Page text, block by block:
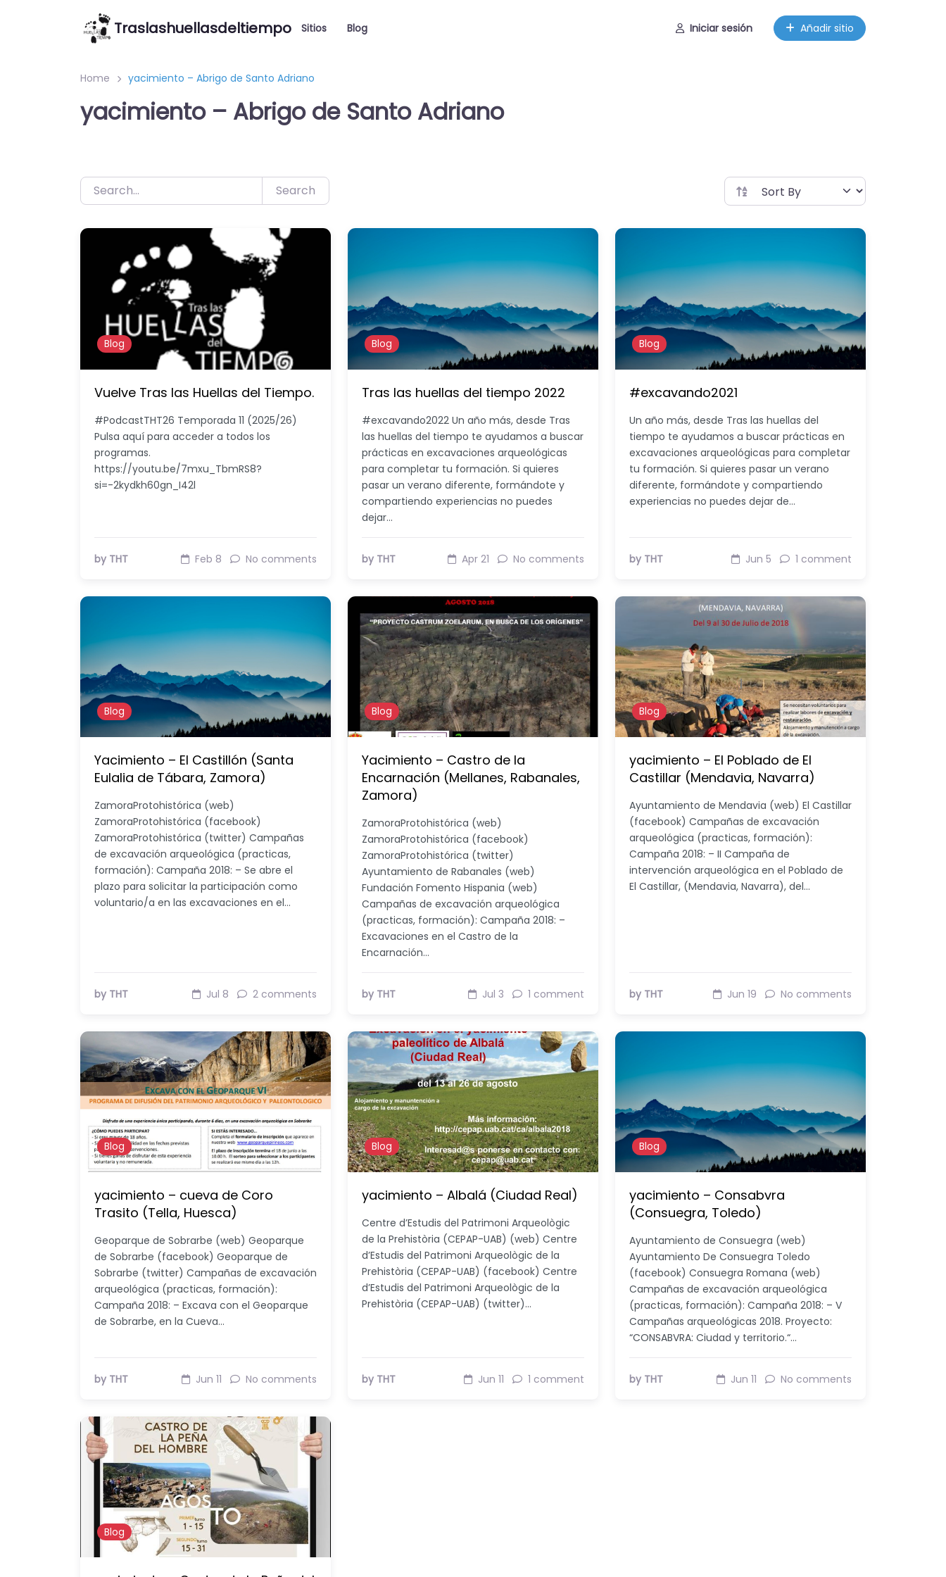
Traslashuellasdeltiempo Sitios Blog Iniciar sesión Añadir sitio
Home yacimiento – Abrigo de Santo Adriano
yacimiento – Abrigo de Santo Adriano
Search
Blog
Vuelve Tras las Huellas del Tiempo.
#PodcastTHT26 Temporada 11 (2025/26)
Pulsa aquí para acceder a todos los
programas.
https://youtu.be/7mxu_TbmRS8?
si=-2kydkh60gn_I42l
by THT Feb 8 No comments
Blog
Tras las huellas del tiempo 2022
#excavando2022 Un año más, desde Tras
las huellas del tiempo te ayudamos a buscar
prácticas en excavaciones arqueológicas
para completar tu formación. Si quieres
pasar un verano diferente, formándote y
compartiendo experiencias no puedes
dejar…
by THT Apr 21 No comments
Blog
#excavando2021
Un año más, desde Tras las huellas del
tiempo te ayudamos a buscar prácticas en
excavaciones arqueológicas para completar
tu formación. Si quieres pasar un verano
diferente, formándote y compartiendo
experiencias no puedes dejar de…
by THT Jun 5 1 comment
Blog
Yacimiento – El Castillón (Santa
Eulalia de Tábara, Zamora)
ZamoraProtohistórica (web)
ZamoraProtohistórica (facebook)
ZamoraProtohistórica (twitter) Campañas
de excavación arqueológica (practicas,
formación): Campaña 2018: – Se abre el
plazo para solicitar la participación como
voluntario/a en las excavaciones en el…
by THT Jul 8 2 comments
Blog
Yacimiento – Castro de la
Encarnación (Mellanes, Rabanales,
Zamora)
ZamoraProtohistórica (web)
ZamoraProtohistórica (facebook)
ZamoraProtohistórica (twitter)
Ayuntamiento de Rabanales (web)
Fundación Fomento Hispania (web)
Campañas de excavación arqueológica
(practicas, formación): Campaña 2018: –
Excavaciones en el Castro de la
Encarnación…
by THT Jul 3 1 comment
Blog
yacimiento – El Poblado de El
Castillar (Mendavia, Navarra)
Ayuntamiento de Mendavia (web) El Castillar
(facebook) Campañas de excavación
arqueológica (practicas, formación):
Campaña 2018: – II Campaña de
intervención arqueológica en el Poblado de
El Castillar, (Mendavia, Navarra), del…
by THT Jun 19 No comments
Blog
yacimiento – cueva de Coro
Trasito (Tella, Huesca)
Geoparque de Sobrarbe (web) Geoparque
de Sobrarbe (facebook) Geoparque de
Sobrarbe (twitter) Campañas de excavación
arqueológica (practicas, formación):
Campaña 2018: – Excava con el Geoparque
de Sobrarbe, en la Cueva…
by THT Jun 11 No comments
Blog
yacimiento – Albalá (Ciudad Real)
Centre d’Estudis del Patrimoni Arqueològic
de la Prehistòria (CEPAP-UAB) (web) Centre
d’Estudis del Patrimoni Arqueològic de la
Prehistòria (CEPAP-UAB) (facebook) Centre
d’Estudis del Patrimoni Arqueològic de la
Prehistòria (CEPAP-UAB) (twitter)…
by THT Jun 11 1 comment
Blog
yacimiento – Consabvra
(Consuegra, Toledo)
Ayuntamiento de Consuegra (web)
Ayuntamiento De Consuegra Toledo
(facebook) Consuegra Romana (web)
Campañas de excavación arqueológica
(practicas, formación): Campaña 2018: – V
Campañas arqueológicas 2018. Proyecto:
“CONSABVRA: Ciudad y territorio.“…
by THT Jun 11 No comments
Blog